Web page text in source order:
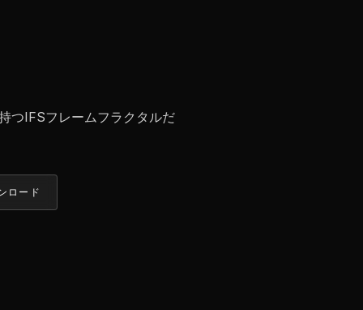
つIFSフレームフラクタルだ
ロード